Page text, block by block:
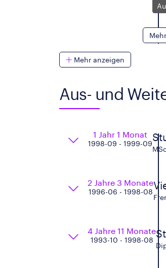
Mehr
Mehr anzeigen
Aus- und
1 Jahr 1 Monat
1998-09 - 1999-09
2 Jahre 3 Monate
1996-06 - 1998-08
4 Jahre 11 Monate
1993-10 - 1998-08